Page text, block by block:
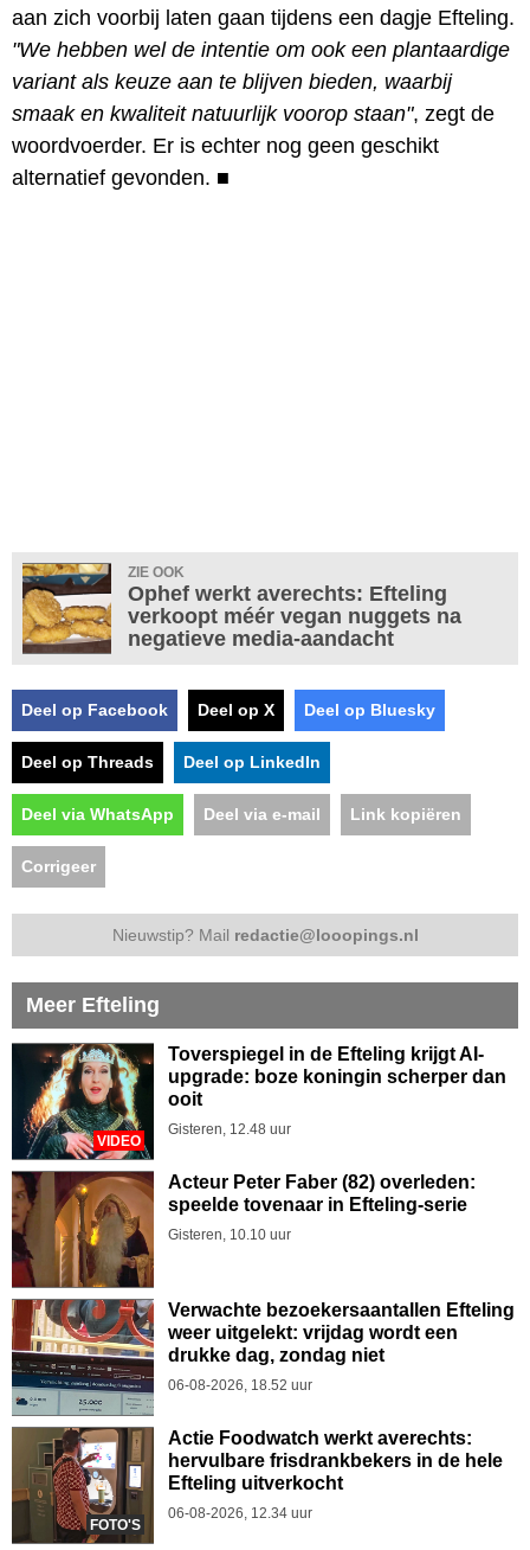
aan zich voorbij laten gaan tijdens een dagje Efteling.
"We hebben wel de intentie om ook een plantaardige
variant als keuze aan te blijven bieden, waarbij
smaak en kwaliteit natuurlijk voorop staan", zegt de
woordvoerder. Er is echter nog geen geschikt
alternatief gevonden. ■
ZIE OOK
Ophef werkt averechts: Efteling
verkoopt méér vegan nuggets na
negatieve media-aandacht
Deel op Facebook Deel op X Deel op Bluesky
Deel op Threads Deel op LinkedIn
Deel via WhatsApp Deel via e-mail Link kopiëren
Corrigeer
Nieuwstip? Mail redactie@looopings.nl
Meer Efteling
VIDEO
Toverspiegel in de Efteling krijgt AI-
upgrade: boze koningin scherper dan
ooit
Gisteren, 12.48 uur
Acteur Peter Faber (82) overleden:
speelde tovenaar in Efteling-serie
Gisteren, 10.10 uur
Verwachte bezoekersaantallen Efteling
weer uitgelekt: vrijdag wordt een
drukke dag, zondag niet
06-08-2026, 18.52 uur
FOTO'S
Actie Foodwatch werkt averechts:
hervulbare frisdrankbekers in de hele
Efteling uitverkocht
06-08-2026, 12.34 uur